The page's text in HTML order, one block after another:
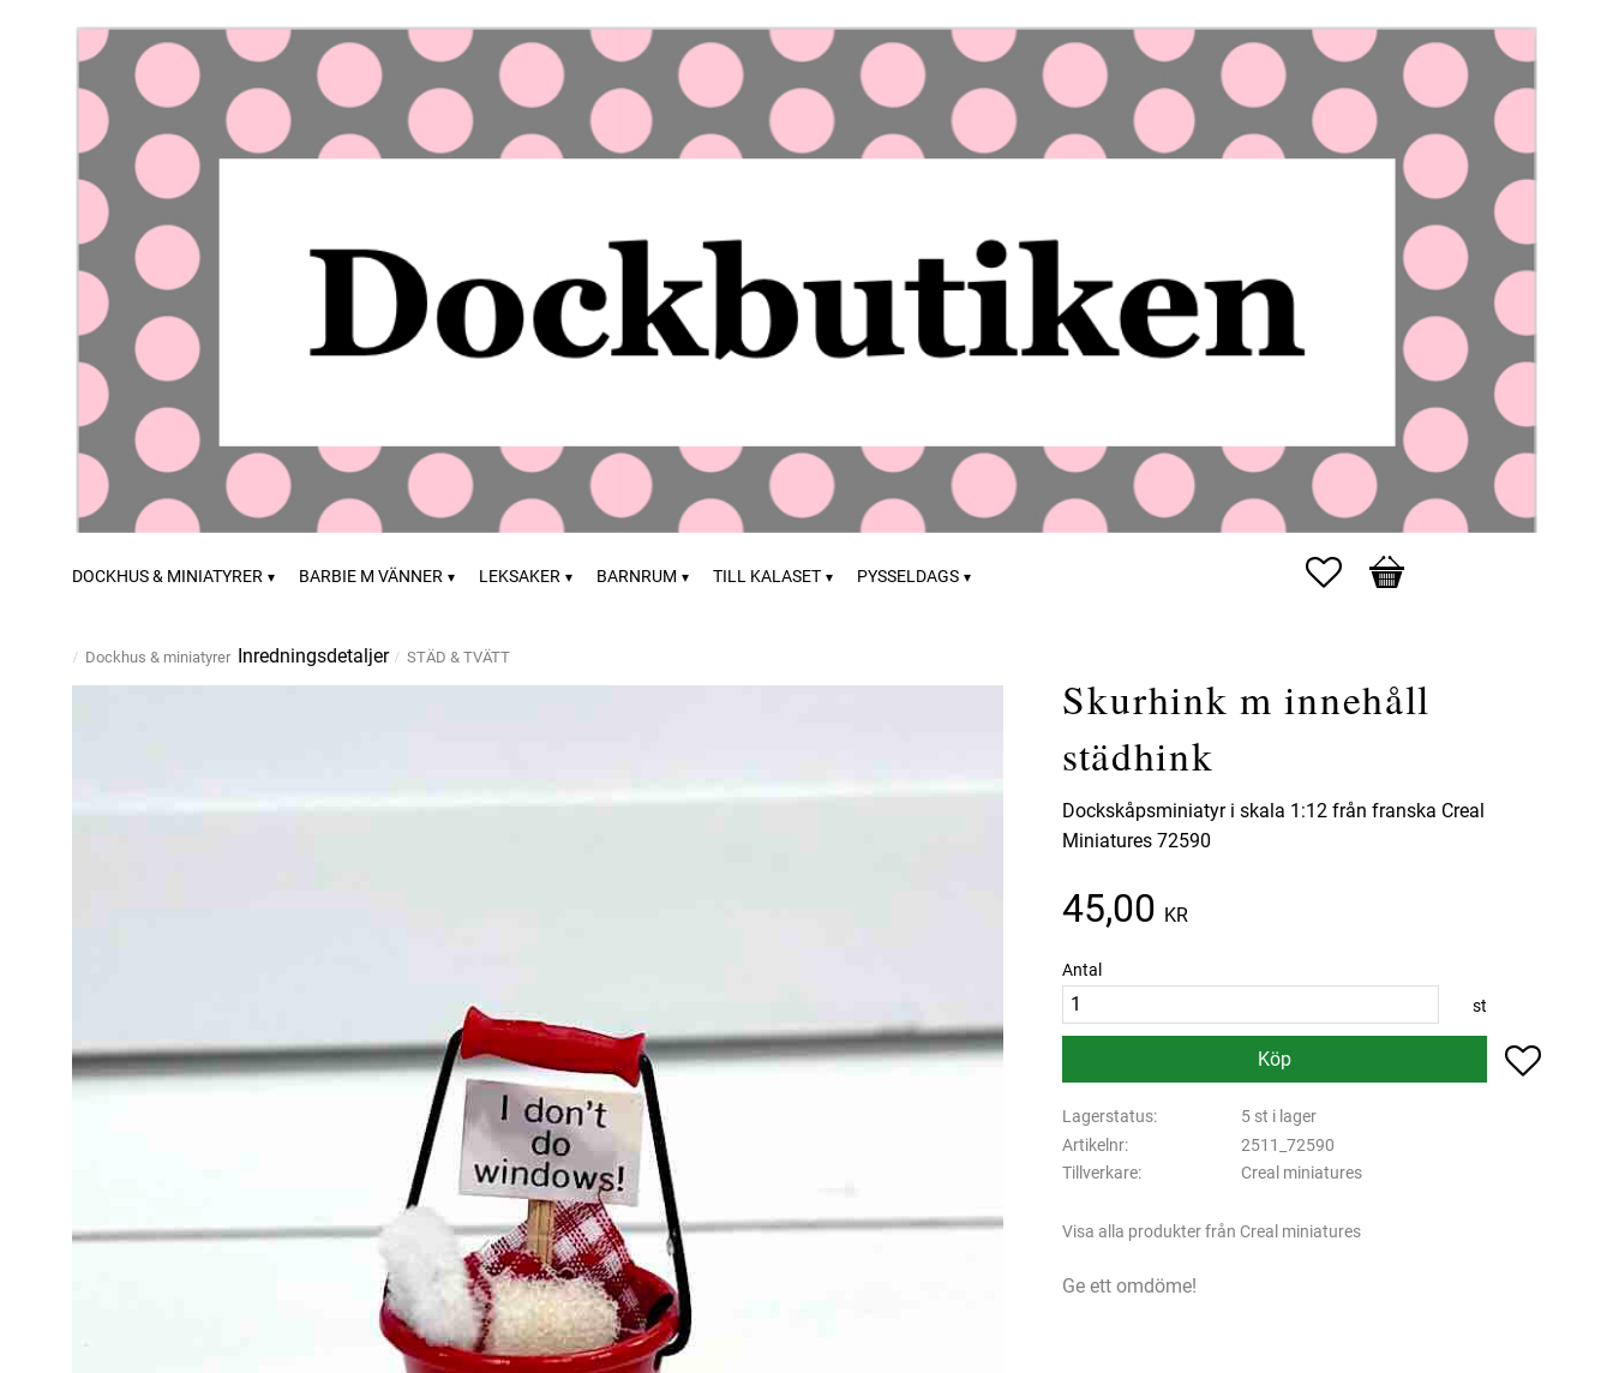
DOCKHUS & MINIATYRER BARBIE M VÄNNER LEKSAKER BARNRUM TILL KALASET PYSSELDAGS Favoriter
Kundvagn
Dockhus & miniatyrer Inredningsdetaljer STÄD & TVÄTT
Skurhink m innehåll
städhink
Dockskåpsminiatyr i skala 1:12 från franska Creal
Miniatures 72590
45,00 KR
Antal
st
Köp Lägg till
Lagerstatus
5 st i lager
Artikelnr
2511_72590
Tillverkare
Creal miniatures
Visa alla produkter från Creal miniatures
Ge ett omdöme!